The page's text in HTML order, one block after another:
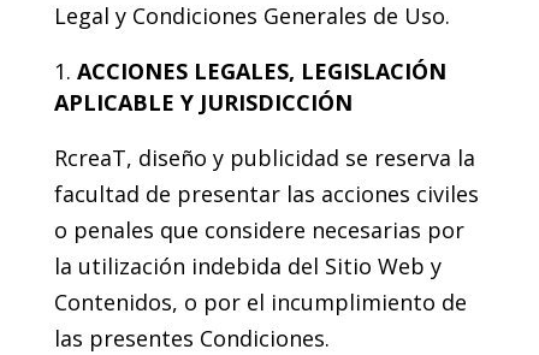
Legal y Condiciones Generales de Uso.
ACCIONES LEGALES, LEGISLACIÓN
APLICABLE Y JURISDICCIÓN
RcreaT, diseño y publicidad se reserva la
facultad de presentar las acciones civiles
o penales que considere necesarias por
la utilización indebida del Sitio Web y
Contenidos, o por el incumplimiento de
las presentes Condiciones.